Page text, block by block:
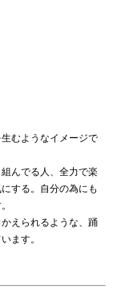
むようなイメージで
んでる人、全力で楽
する。自分の為にも
えられるような、踊
ます。